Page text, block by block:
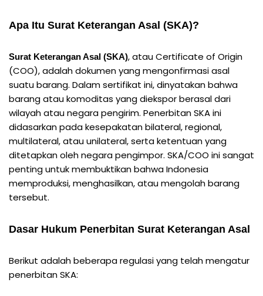
Apa Itu Surat Keterangan Asal (SKA)?
Surat Keterangan Asal (SKA), atau Certificate of Origin
(COO), adalah dokumen yang mengonfirmasi asal
suatu barang. Dalam sertifikat ini, dinyatakan bahwa
barang atau komoditas yang diekspor berasal dari
wilayah atau negara pengirim. Penerbitan SKA ini
didasarkan pada kesepakatan bilateral, regional,
multilateral, atau unilateral, serta ketentuan yang
ditetapkan oleh negara pengimpor. SKA/COO ini sangat
penting untuk membuktikan bahwa Indonesia
memproduksi, menghasilkan, atau mengolah barang
tersebut.
Dasar Hukum Penerbitan Surat Keterangan Asal
Berikut adalah beberapa regulasi yang telah mengatur
penerbitan SKA: